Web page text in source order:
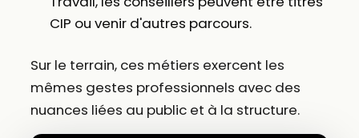
CIP ou venir d'autres parcours.
Sur le terrain, ces métiers exercent les
mêmes gestes professionnels avec des
nuances liées au public et à la structure.